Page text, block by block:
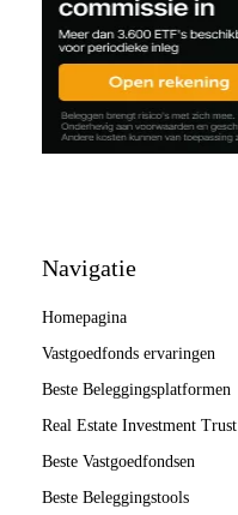
Navigatie
Homepagina
Vastgoedfonds ervaringen
Beste Beleggingsplatformen
Real Estate Investment Trust
Beste Vastgoedfondsen
Beste Beleggingstools